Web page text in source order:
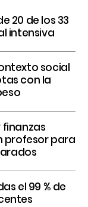
20 de los 33
intensiva
social
con la
profesor para
el 99 % de